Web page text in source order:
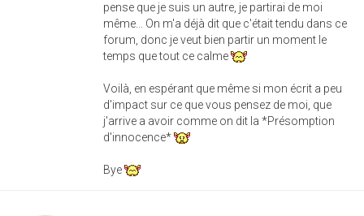
pense que je suis un autre, je partirai de moi
même... On m'a déjà dit que c'était tendu dans ce
forum, donc je veut bien partir un moment le
temps que tout ce calme
Voilà, en espérant que même si mon écrit a peu
d'impact sur ce que vous pensez de moi, que
j'arrive a avoir comme on dit la *Présomption
d'innocence*
Bye